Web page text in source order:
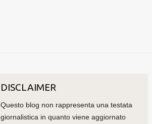
DISCLAIMER
Questo blog non rappresenta una testata
giornalistica in quanto viene aggiornato